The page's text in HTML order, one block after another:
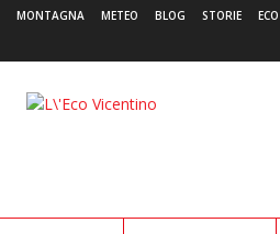
MONTAGNA METEO BLOG STORIE
L'Eco